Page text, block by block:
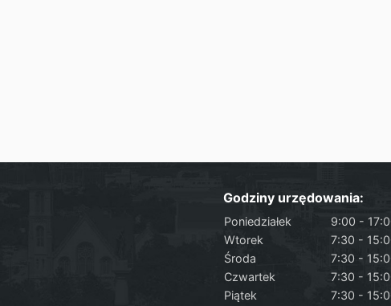
Godziny urzędowania:
Poniedziałek
9:00 -
Wtorek
7:30 -
Środa
7:30 -
Czwartek
7:30 -
Piątek
7:30 -